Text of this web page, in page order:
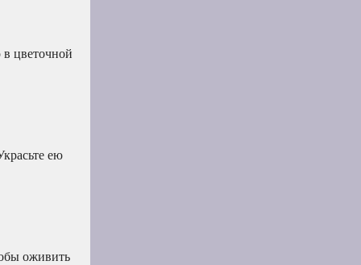
в цветочной
ею
оживить